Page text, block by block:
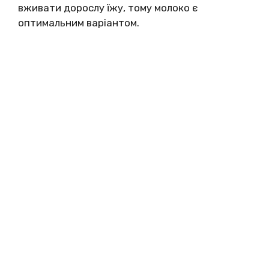
вживати дорослу їжу, тому молоко є
оптимальним варіантом.